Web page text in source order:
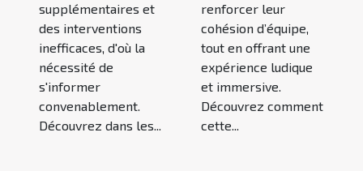
supplémentaires et
des interventions
inefficaces, d'où la
nécessité de
s'informer
convenablement.
Découvrez dans les...
renforcer leur
cohésion d’équipe,
tout en offrant une
expérience ludique
et immersive.
Découvrez comment
cette...